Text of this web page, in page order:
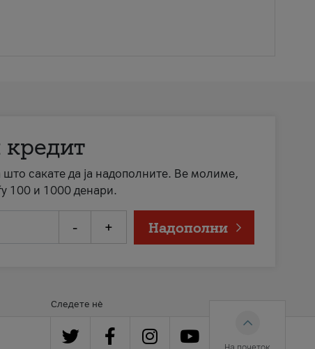
што сакате да ја надополните. Ве молиме,
100 и 1000 денари.
- + Надополни
Следете нè